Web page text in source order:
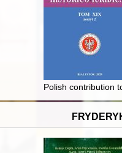
Średniawskim na tle
Polish contribution